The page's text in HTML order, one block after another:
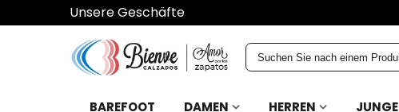
Unsere Geschäfte
BAREFOOT DAMEN HERREN JUNGE